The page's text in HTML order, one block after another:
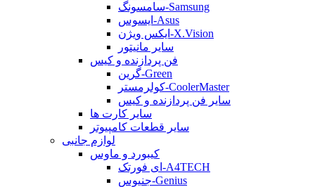
سامسونگ-Samsung
ایسوس-Asus
ایکس ویژن-X.Vision
سایر مانیتور
فن پردازنده و کیس
گرین-Green
کولرمستر-CoolerMaster
سایر فن پردازنده و کیس
سایر کارت ها
سایر قطعات کامپیوتر
لوازم جانبی
کیبورد و ماوس
ای فورتک-A4TECH
جنیوس-Genius